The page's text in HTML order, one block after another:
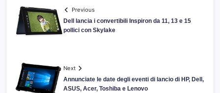
Previous
Dell lancia i convertibili Inspiron da 11, 13 e 15
pollici con Skylake
Next
Annunciate le date degli eventi di lancio di HP, Dell,
ASUS, Acer, Toshiba e Lenovo